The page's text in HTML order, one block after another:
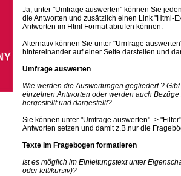
Ja, unter "Umfrage auswerten" können Sie
die Antworten und zusätzlich einen Link "Html-
Antworten im Html Format abrufen können.
Alternativ können Sie unter "Umfrage
hintereinander auf einer Seite darstellen und
Umfrage auswerten
Wie werden die Auswertungen gegliedert ?
einzelnen Antworten oder werden auch
hergestellt und dargestellt?
Sie können unter "Umfrage auswerten" ->
Antworten setzen und damit z.B.nur die
Texte im Fragebogen formatieren
Ist es möglich im Einleitungstext unter
oder fett/kursiv)?